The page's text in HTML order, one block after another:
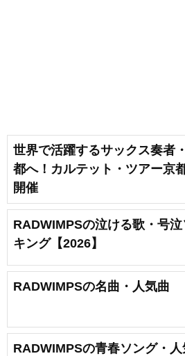
世界で活躍するサックス奏者
都へ！カルテット・ツアー京
開催
RADWIMPSの泣ける歌・号
キング【2026】
RADWIMPSの名曲・人気曲
RADWIMPSの青春ソング・